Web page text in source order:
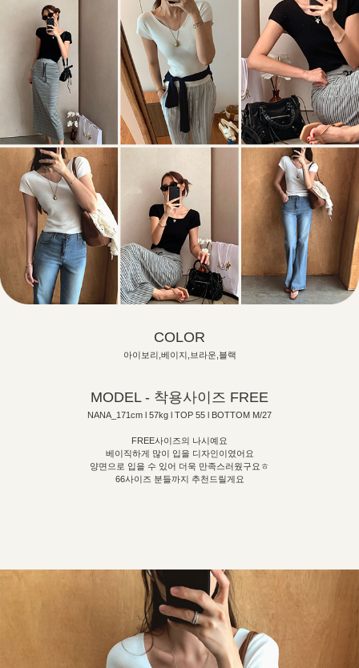
COLOR
아이보리,베이지,브라운,블랙
MODEL - 착용사이즈 FREE
NANA_171cm l 57kg l TOP 55 l BOTTOM M/27
FREE사이즈의 나시예요
베이직하게 많이 입을 디자인이였어요
양면으로 입을 수 있어 더욱 만족스러웠구요ㅎ
66사이즈 분들까지 추천드릴게요